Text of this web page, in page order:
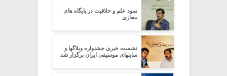
نمود علم و خلاقیت در پایگاه های
مجازی
نشست خبری جشنواره وبلاگها و
سایتهای موسیقی ایران برگزار شد